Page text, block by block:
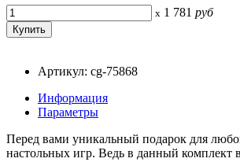
x 1 781 руб
Артикул: cg-75868
Информация
Параметры
Перед вами уникальный подарок для
настольных игр. Ведь в данный комплект